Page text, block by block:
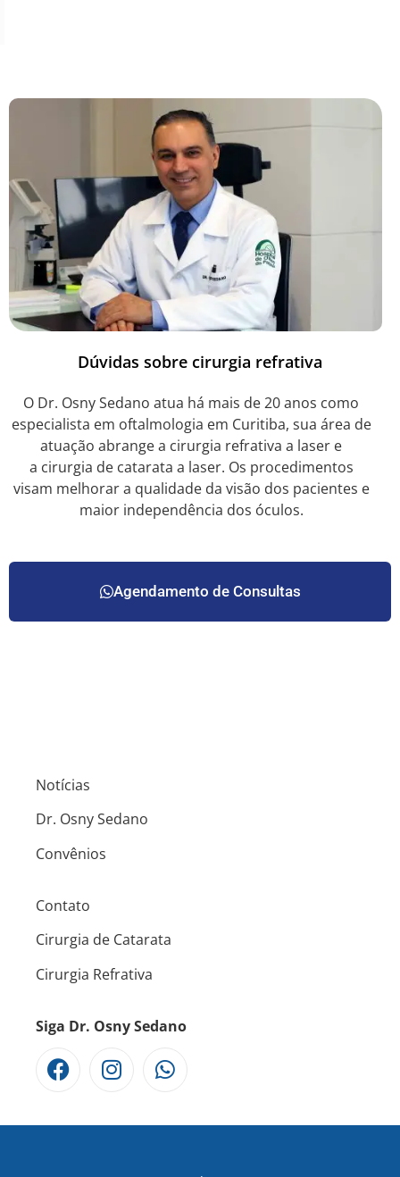
Dúvidas sobre cirurgia refrativa
O Dr. Osny Sedano atua há mais de 20 anos como
especialista em oftalmologia em Curitiba, sua área de
atuação abrange a cirurgia refrativa a laser e
a cirurgia de catarata a laser. Os procedimentos
visam melhorar a qualidade da visão dos pacientes e
maior independência dos óculos.
Agendamento de Consultas
Notícias
Dr. Osny Sedano
Convênios
Contato
Cirurgia de Catarata
Cirurgia Refrativa
Siga Dr. Osny Sedano